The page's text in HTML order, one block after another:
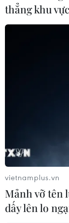
NQ/TW về
thẳng khu
vietnamplus.vn
Mảnh vỡ tên
dấy lên lo